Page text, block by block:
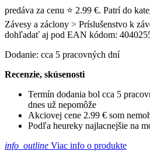
predáva za cenu ⭐ 2.99 €. Patrí do
Závesy a záclony > Príslušenstvo k
dohľadať aj pod EAN kódom:
Dodanie: cca 5 pracovných dní
Recenzie, skúsenosti
Termín dodania bol cca 5
dnes už nepomôže
Akciovej cene 2.99 € som
Podľa heureky najlacnejšie na
info_outline Viac info o produkte